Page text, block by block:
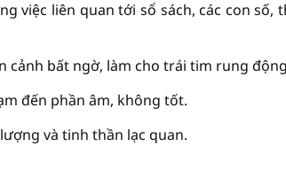
việc liên quan tới sổ sách, các con số,
cảnh bất ngờ, làm cho trái tim rung
đến phần âm, không tốt.
và tinh thần lạc quan.